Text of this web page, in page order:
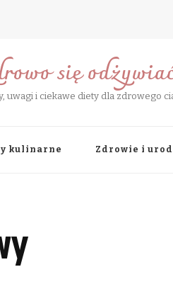
się
uwagi i ciekawe diety dla zdrowego
kulinarne Zdrowie i